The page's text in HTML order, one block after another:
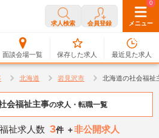
求人検索 会員登録 メニュー
面談会場一覧
0
保存した求人
0
最近見た求人
北海道 岩見沢市 北海道の社会福祉
会福祉主事の求人・転職一覧
祉求人数 3件 ＋非公開求人